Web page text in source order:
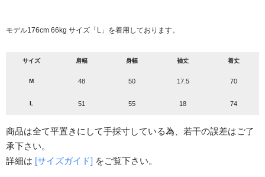
モデル176cm 66kg サイズ「L」を着用しております。
サイズ 肩幅 身幅 袖丈 着丈
M 48 50 17.5 70
L 51 55 18 74
商品は全て平置きにして手採寸している為、若干の誤差はご了
承下さい。
詳細は [サイズガイド] をご覧下さい。